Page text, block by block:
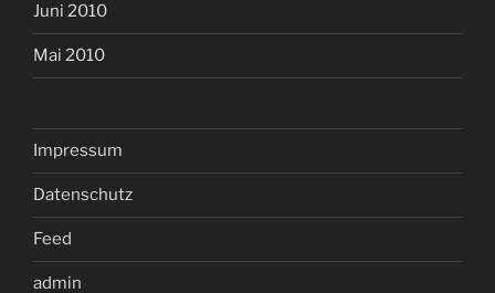
Juni 2010
Mai 2010
Impressum
Datenschutz
Feed
admin